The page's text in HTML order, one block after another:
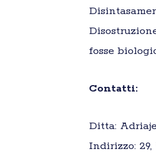
fosse
Contatti:
Ditta:
Indirizzo: